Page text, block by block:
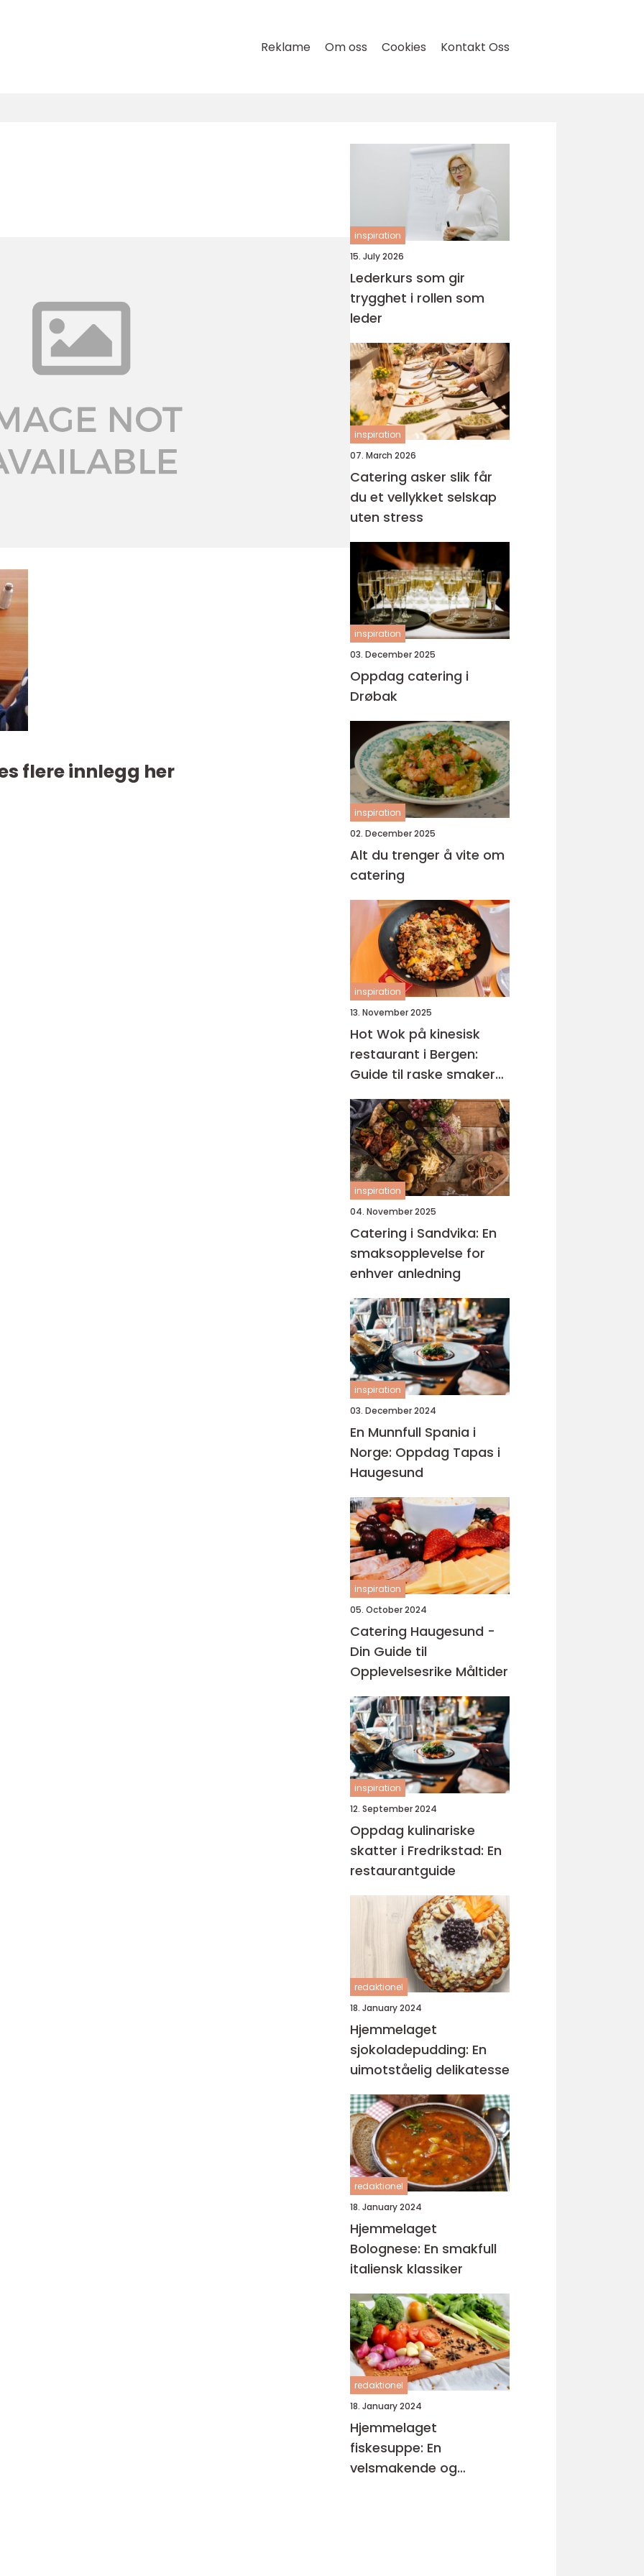
Reklame Om oss Cookies Kontakt Oss
flere innlegg her
inspiration
15. July 2026
Lederkurs som gir
trygghet i rollen som
leder
inspiration
07. March 2026
Catering asker slik får
du et vellykket selskap
uten stress
inspiration
03. December 2025
Oppdag catering i
Drøbak
inspiration
02. December 2025
Alt du trenger å vite om
catering
inspiration
13. November 2025
Hot Wok på kinesisk
restaurant i Bergen:
Guide til raske smaker
på Sotra
inspiration
04. November 2025
Catering i Sandvika: En
smaksopplevelse for
enhver anledning
inspiration
03. December 2024
En Munnfull Spania i
Norge: Oppdag Tapas i
Haugesund
inspiration
05. October 2024
Catering Haugesund -
Din Guide til
Opplevelsesrike Måltider
inspiration
12. September 2024
Oppdag kulinariske
skatter i Fredrikstad: En
restaurantguide
redaktionel
18. January 2024
Hjemmelaget
sjokoladepudding: En
uimotståelig delikatesse
redaktionel
18. January 2024
Hjemmelaget
Bolognese: En smakfull
italiensk klassiker
redaktionel
18. January 2024
Hjemmelaget
fiskesuppe: En
velsmakende og